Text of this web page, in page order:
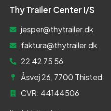
Thy Trailer Center I/S
jesper@thytrailer.dk
faktura@thytrailer.dk
22 42 75 56
Åsvej 26, 7700 Thisted
CVR: 44144506